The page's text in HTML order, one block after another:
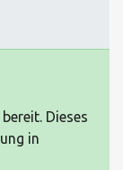
Dieses
in